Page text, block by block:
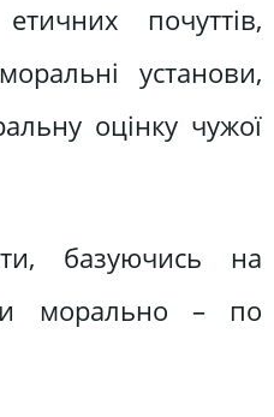
почуттів,
установи,
оцінку чужої
базуючись на
морально – по